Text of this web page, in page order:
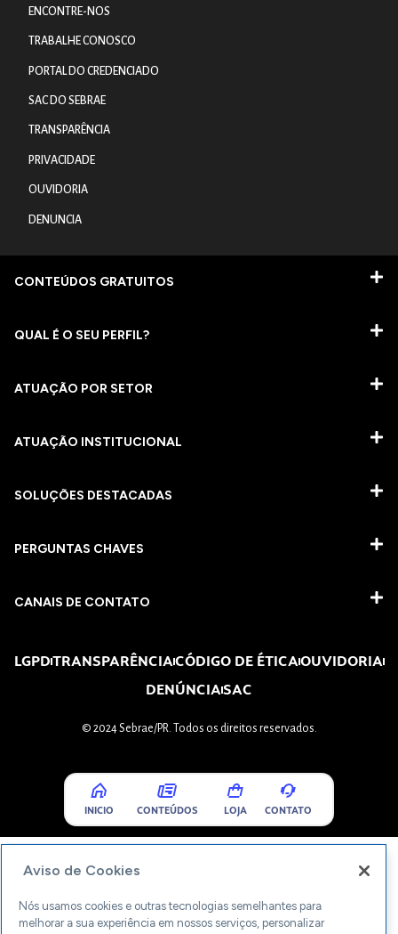
ENCONTRE-NOS
TRABALHE CONOSCO
PORTAL DO CREDENCIADO
SAC DO SEBRAE
TRANSPARÊNCIA
PRIVACIDADE
OUVIDORIA
DENUNCIA
CONTEÚDOS GRATUITOS
QUAL É O SEU PERFIL?
ATUAÇÃO POR SETOR
ATUAÇÃO INSTITUCIONAL
SOLUÇÕES DESTACADAS
PERGUNTAS CHAVES​
CANAIS DE CONTATO
LGPDTRANSPARÊNCIACÓDIGO DE ÉTICAOUVIDORIA
DENÚNCIASAC
© 2024 Sebrae/PR. Todos os direitos reservados.
INICIO CONTEÚDOS LOJA CONTATO
Aviso de Cookies
Nós usamos cookies e outras tecnologias semelhantes para
melhorar a sua experiência em nossos serviços, personalizar